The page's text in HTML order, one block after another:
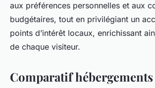
aux préférences personnelles et aux
budgétaires, tout en privilégiant un
points d’intérêt locaux, enrichissant
de chaque visiteur.
Comparatif